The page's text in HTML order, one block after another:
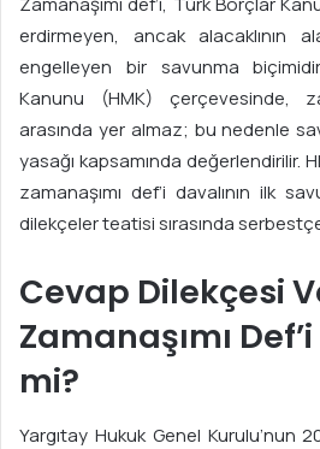
erdirmeyen, ancak alacaklının
engelleyen bir savunma
Kanunu (HMK) çerçevesinde,
arasında yer almaz; bu nedenle
yasağı kapsamında değerlendirilir.
zamanaşımı def’i davalının ilk
dilekçeler teatisi sırasında
Cevap Dilekçesi
Zamanaşımı
mi?
Yargıtay Hukuk Genel Kurulu’nun